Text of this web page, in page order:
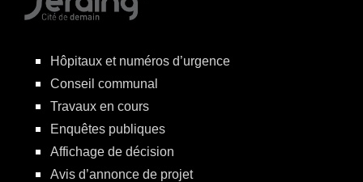
Hôpitaux et numéros d’urgence
Conseil communal
Travaux en cours
Enquêtes publiques
Affichage de décision
Avis d’annonce de projet